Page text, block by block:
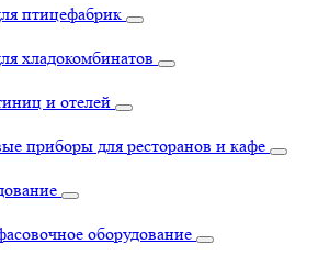
птицефабрик
хладокомбинатов
и отелей
приборы для ресторанов и кафе
оборудование